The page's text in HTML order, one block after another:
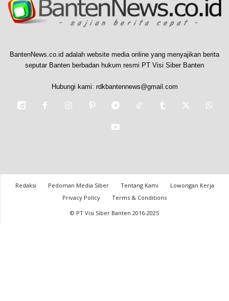
BantenNews.co.id adalah website media online yang menyajikan berita
seputar Banten berbadan hukum resmi PT Visi Siber Banten
Hubungi kami: rdkbantennews@gmail.com
Redaksi Pedoman Media Siber Tentang Kami
Lowongan Kerja
Privacy Policy
Terms & Conditions
© PT Visi Siber Banten 2016-2025